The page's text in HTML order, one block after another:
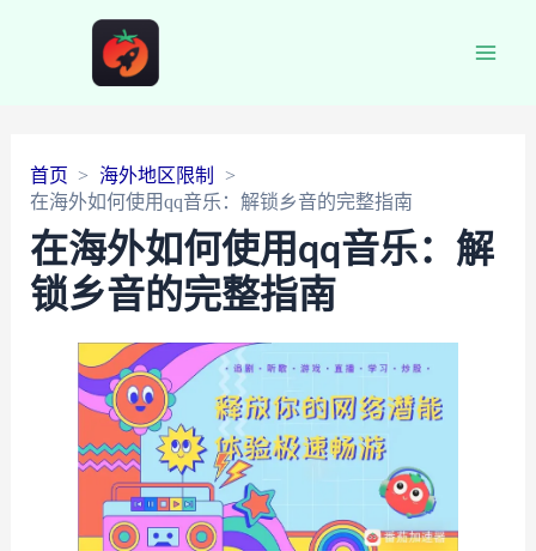
首页
海外地区限制
在海外如何使用qq音乐：解锁乡音的完整指南
在海外如何使用qq音乐：解
锁乡音的完整指南